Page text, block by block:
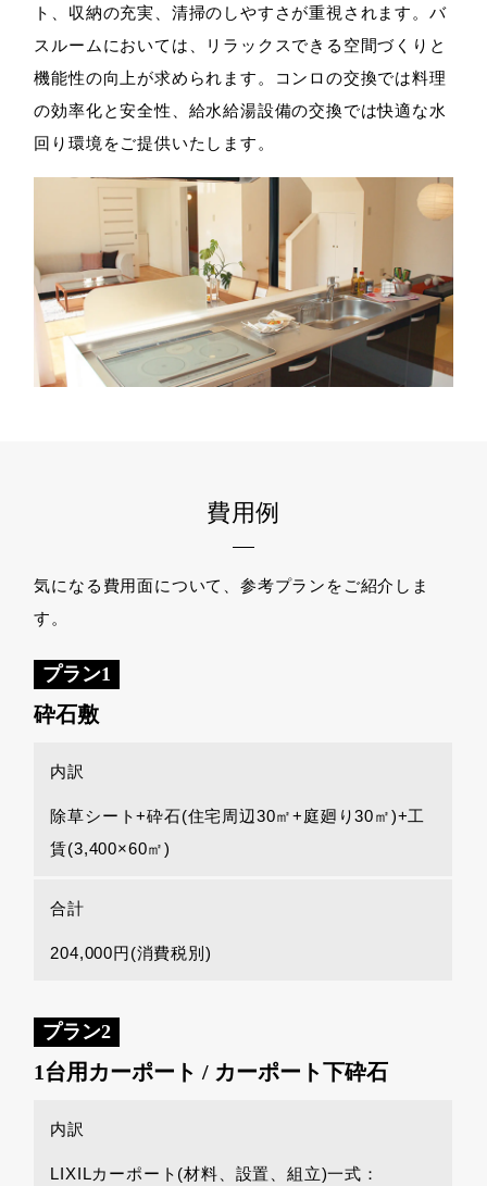
ト、収納の充実、清掃のしやすさが重視されます。バ
スルームにおいては、リラックスできる空間づくりと
機能性の向上が求められます。コンロの交換では料理
の効率化と安全性、給水給湯設備の交換では快適な水
回り環境をご提供いたします。
費用例
気になる費用面について、参考プランをご紹介しま
す。
プラン1
砕石敷
内訳
除草シート+砕石(住宅周辺30㎡+庭廻り30㎡)+工
賃(3,400×60㎡)
合計
204,000円(消費税別)
プラン2
1台用カーポート / カーポート下砕石
内訳
LIXILカーポート(材料、設置、組立)一式：